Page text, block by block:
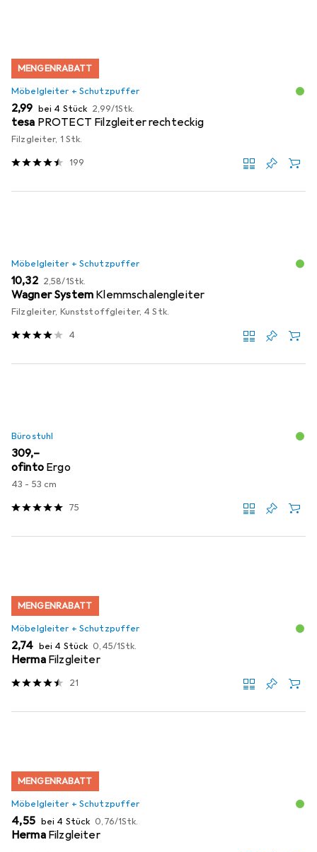
MENGENRABATT
Möbelgleiter + Schutzpuffer
EUR
2,99 bei 4 Stück EUR
2,99/1Stk.
tesa PROTECT Filzgleiter rechteckig
Filzgleiter, 1 Stk.
199
Möbelgleiter + Schutzpuffer
EUR
10,32 EUR
2,58/1Stk.
Wagner System Klemmschalengleiter
Filzgleiter, Kunststoffgleiter, 4 Stk.
4
Bürostuhl
EUR
309,–
ofinto Ergo
43 - 53 cm
75
MENGENRABATT
Möbelgleiter + Schutzpuffer
EUR
2,74 bei 4 Stück EUR
0,45/1Stk.
Herma Filzgleiter
21
MENGENRABATT
Möbelgleiter + Schutzpuffer
EUR
4,55 bei 4 Stück EUR
0,76/1Stk.
Herma Filzgleiter